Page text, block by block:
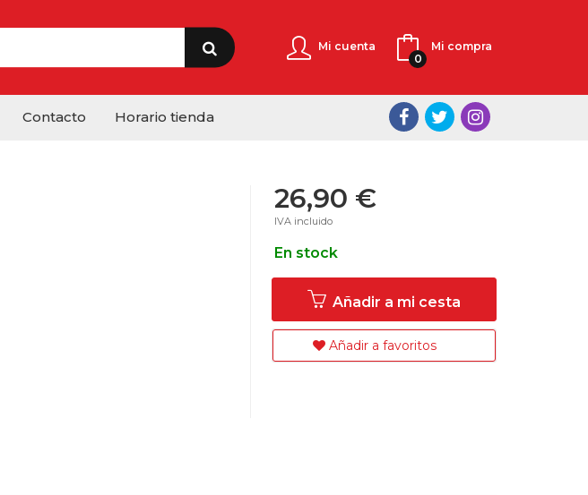
Mi cuenta
Mi compra
0
Contacto Horario tienda
26,90 €
IVA incluido
En stock
Añadir a mi cesta
Añadir a favoritos